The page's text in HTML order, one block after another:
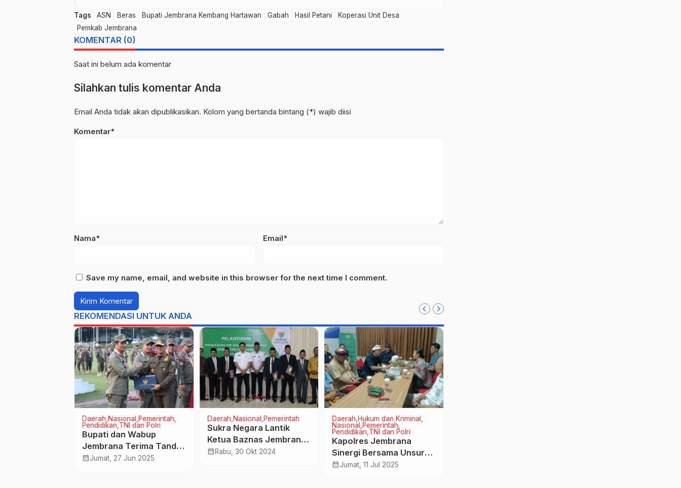
Tags ASN Beras Bupati Jembrana Kembang Hartawan Gabah Hasil Petani
Koperasi Unit Desa
Pemkab Jembrana
KOMENTAR (0)
Saat ini belum ada komentar
Silahkan tulis komentar Anda
Email Anda tidak akan dipublikasikan. Kolom yang bertanda bintang (*) wajib diisi
Komentar*
Nama* Email*
Save my name, email, and website in this browser for the next time I comment.
REKOMENDASI UNTUK ANDA
Daerah Nasional
Pemerintah
Pendidikan TNI dan Polri
Bupati dan Wabup
Jembrana Terima Tanda
Alumni Kehormatan Usai
calendar_monthJumat, 27 Jun 2025
Daerah Nasional Pemerintah
Sukra Negara Lantik
Ketua Baznas Jembrana
Periode Tahun 2024-
calendar_month Rabu, 30 Okt 2024
Daerah Hukum dan Kriminal
Nasional
Pemerintah
Pendidikan TNI dan Polri
Kapolres Jembrana
Sinergi Bersama Unsur
Adat Menjaga Stabilitas
calendar_monthJumat, 11 Jul 2025